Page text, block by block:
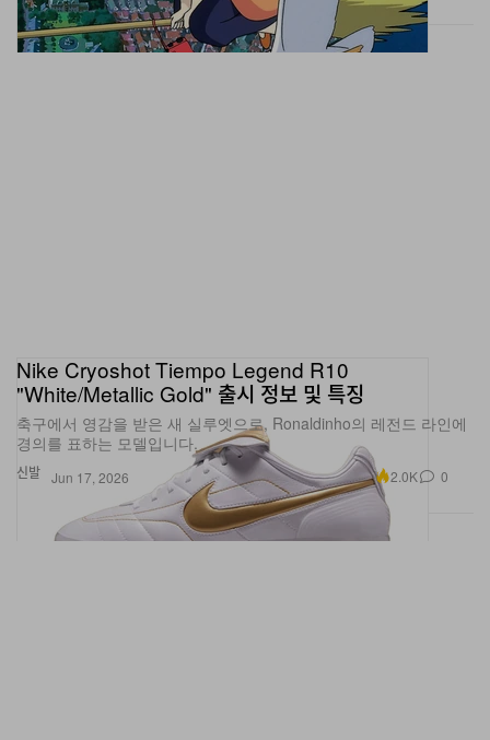
신발
Nike Cryoshot Tiempo Legend R10
"White/Metallic Gold" 출시 정보 및 특징
축구에서 영감을 받은 새 실루엣으로, Ronaldinho의 레전드 라인에
경의를 표하는 모델입니다.
Jun 17, 2026 2.0K 0